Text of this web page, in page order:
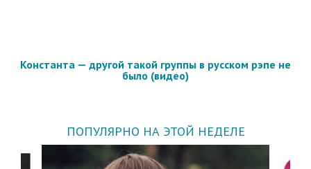
Константа — другой такой группы в русском рэпе не
было (видео)
ПОПУЛЯРНО НА ЭТОЙ НЕДЕЛЕ